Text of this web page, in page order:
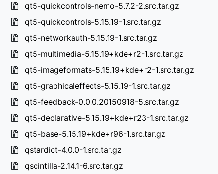
qt5-quickcontrols-nemo-5.7.2-2.src.tar.gz
qt5-quickcontrols-5.15.19-1.src.tar.gz
qt5-networkauth-5.15.19-1.src.tar.gz
qt5-multimedia-5.15.19+kde+r2-1.src.tar.gz
qt5-imageformats-5.15.19+kde+r2-1.src.tar.gz
qt5-graphicaleffects-5.15.19-1.src.tar.gz
qt5-feedback-0.0.0.20150918-5.src.tar.gz
qt5-declarative-5.15.19+kde+r23-1.src.tar.gz
qt5-base-5.15.19+kde+r96-1.src.tar.gz
qstardict-4.0.0-1.src.tar.gz
qscintilla-2.14.1-6.src.tar.gz